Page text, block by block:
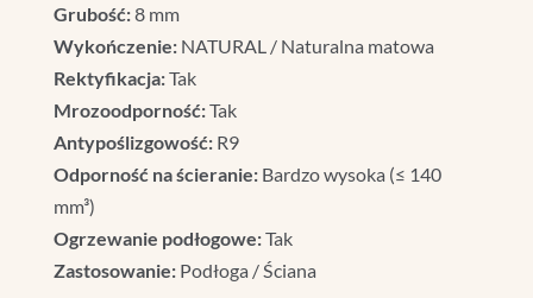
Grubość:8 mm
Wykończenie:NATURAL / Naturalna matowa
Rektyfikacja:Tak
Mrozoodporność:Tak
Antypoślizgowość:R9
Odporność na ścieranie:Bardzo wysoka (≤ 140
mm³)
Ogrzewanie podłogowe:Tak
Zastosowanie:Podłoga / Ściana